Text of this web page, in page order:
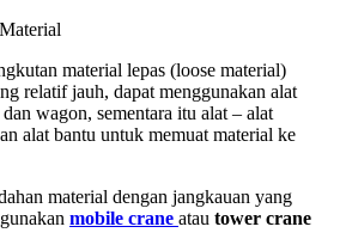
material lepas (loose material)
relatif jauh, dapat menggunakan alat
wagon, sementara itu alat – alat
alat bantu untuk memuat material ke
material dengan jangkauan yang
mobile crane atau tower crane